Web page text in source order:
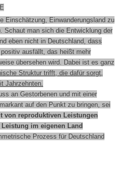
Einschätzung, Einwanderungsland zu
Schaut man sich die Entwicklung der
eben nicht in Deutschland, dass
positiv ausfällt, das heißt mehr
übersehen wird. Dabei ist es ganz
Struktur trifft, die dafür sorgt,
Jahrzehnten.
an Gestorbenen und mit einer
auf den Punkt zu bringen, sei
von reproduktiven Leistungen
im eigenen Land
Prozess für Deutschland